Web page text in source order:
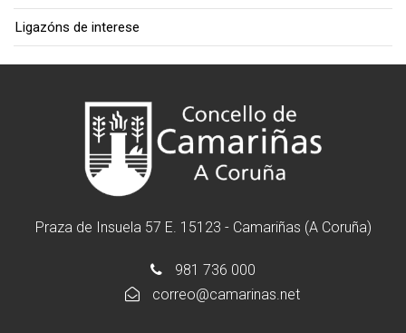
Ligazóns de interese
Praza de Insuela 57 E. 15123 - Camariñas (A Coruña)
981 736 000
correo@camarinas.net